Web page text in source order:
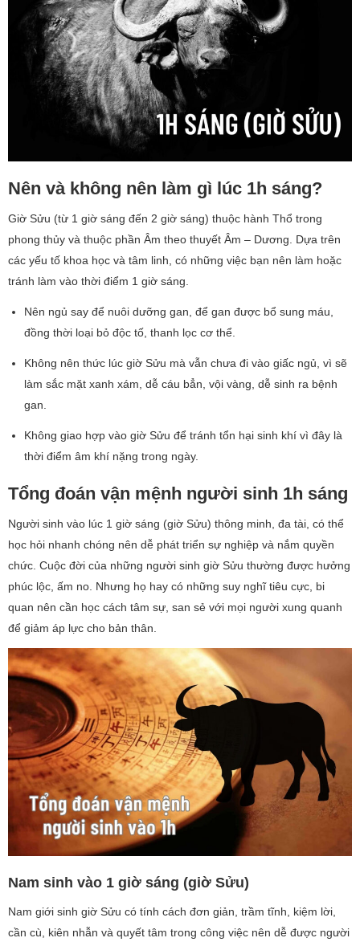
Nên và không nên làm gì lúc 1h sáng?
Giờ Sửu (từ 1 giờ sáng đến 2 giờ sáng) thuộc hành Thổ trong
phong thủy và thuộc phần Âm theo thuyết Âm – Dương. Dựa trên
các yếu tố khoa học và tâm linh, có những việc bạn nên làm hoặc
tránh làm vào thời điểm 1 giờ sáng.
Nên ngủ say để nuôi dưỡng gan, để gan được bổ sung máu,
đồng thời loại bỏ độc tố, thanh lọc cơ thể.
Không nên thức lúc giờ Sửu mà vẫn chưa đi vào giấc ngủ, vì sẽ
làm sắc mặt xanh xám, dễ cáu bẳn, vội vàng, dễ sinh ra bệnh
gan.
Không giao hợp vào giờ Sửu để tránh tổn hại sinh khí vì đây là
thời điểm âm khí nặng trong ngày.
Tổng đoán vận mệnh người sinh 1h sáng
Người sinh vào lúc 1 giờ sáng (giờ Sửu) thông minh, đa tài, có thể
học hỏi nhanh chóng nên dễ phát triển sự nghiệp và nắm quyền
chức. Cuộc đời của những người sinh giờ Sửu thường được hưởng
phúc lộc, ấm no. Nhưng họ hay có những suy nghĩ tiêu cực, bi
quan nên cần học cách tâm sự, san sẻ với mọi người xung quanh
để giảm áp lực cho bản thân.
Nam sinh vào 1 giờ sáng (giờ Sửu)
Nam giới sinh giờ Sửu có tính cách đơn giản, trầm tĩnh, kiệm lời,
cần cù, kiên nhẫn và quyết tâm trong công việc nên dễ được người